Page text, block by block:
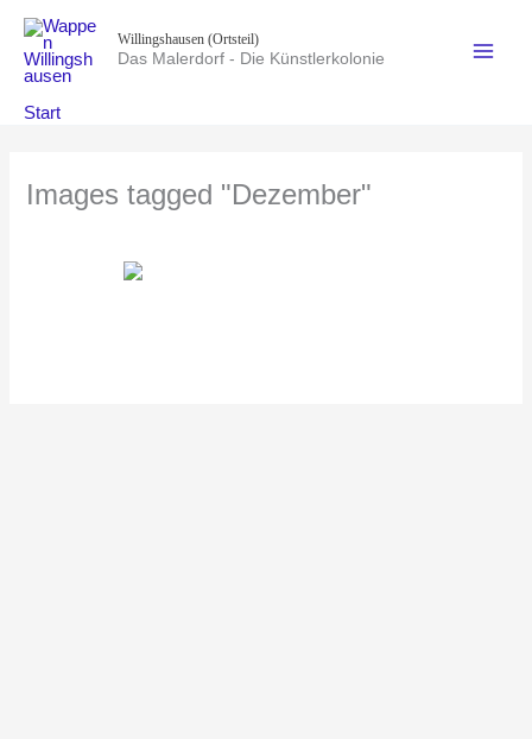
Inhalt
springen
Willingshausen (Ortsteil)
Das Malerdorf - Die Künstlerkolonie
Start
Images tagged "Dezember"